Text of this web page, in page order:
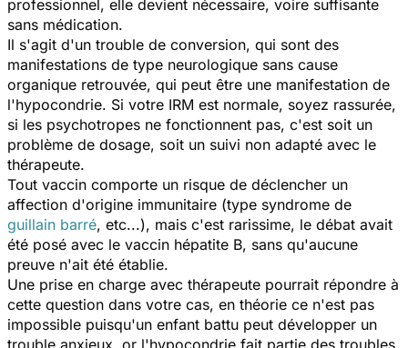
professionnel, elle devient nécessaire, voire suffisante
sans médication.
Il s'agit d'un trouble de conversion, qui sont des
manifestations de type neurologique sans cause
organique retrouvée, qui peut être une manifestation de
l'hypocondrie. Si votre IRM est normale, soyez rassurée,
si les psychotropes ne fonctionnent pas, c'est soit un
problème de dosage, soit un suivi non adapté avec le
thérapeute.
Tout vaccin comporte un risque de déclencher un
affection d'origine immunitaire (type syndrome de
guillain barré, etc...), mais c'est rarissime, le débat avait
été posé avec le vaccin hépatite B, sans qu'aucune
preuve n'ait été établie.
Une prise en charge avec thérapeute pourrait répondre à
cette question dans votre cas, en théorie ce n'est pas
impossible puisqu'un enfant battu peut développer un
trouble anxieux, or l'hypocondrie fait partie des troubles